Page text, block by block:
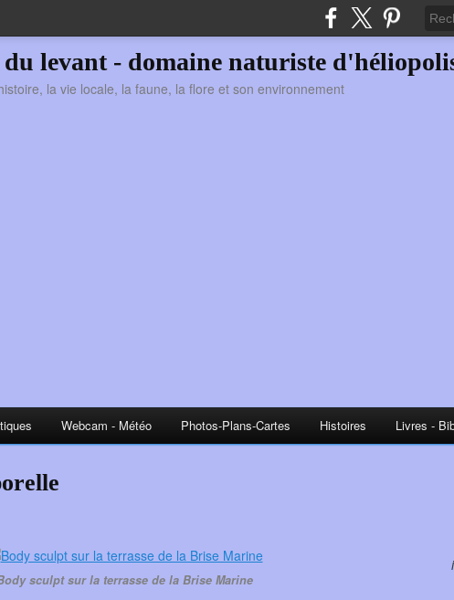
levant - domaine naturiste
la vie locale, la faune, la flore et son environnement
Webcam - Météo Photos-Plans-Cartes Histoires Livres -
sculpt sur la terrasse de la Brise Marine